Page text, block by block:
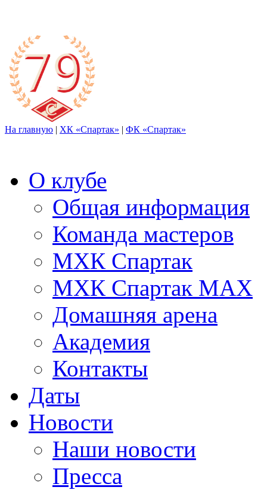
На главную | ХК «Спартак» | ФК «Спартак»
О клубе
Общая информация
Команда мастеров
МХК Спартак
МХК Спартак МАХ
Домашняя арена
Академия
Контакты
Даты
Новости
Наши новости
Пресса